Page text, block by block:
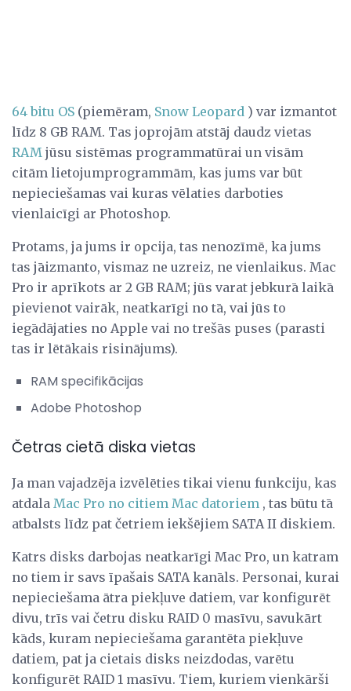
64 bitu OS (piemēram, Snow Leopard ) var izmantot
līdz 8 GB RAM. Tas joprojām atstāj daudz vietas
RAM jūsu sistēmas programmatūrai un visām
citām lietojumprogrammām, kas jums var būt
nepieciešamas vai kuras vēlaties darboties
vienlaicīgi ar Photoshop.
Protams, ja jums ir opcija, tas nenozīmē, ka jums
tas jāizmanto, vismaz ne uzreiz, ne vienlaikus. Mac
Pro ir aprīkots ar 2 GB RAM; jūs varat jebkurā laikā
pievienot vairāk, neatkarīgi no tā, vai jūs to
iegādājaties no Apple vai no trešās puses (parasti
tas ir lētākais risinājums).
RAM specifikācijas
Adobe Photoshop
Četras cietā diska vietas
Ja man vajadzēja izvēlēties tikai vienu funkciju, kas
atdala Mac Pro no citiem Mac datoriem , tas būtu tā
atbalsts līdz pat četriem iekšējiem SATA II diskiem.
Katrs disks darbojas neatkarīgi Mac Pro, un katram
no tiem ir savs īpašais SATA kanāls. Personai, kurai
nepieciešama ātra piekļuve datiem, var konfigurēt
divu, trīs vai četru disku RAID 0 masīvu, savukārt
kāds, kuram nepieciešama garantēta piekļuve
datiem, pat ja cietais disks neizdodas, varētu
konfigurēt RAID 1 masīvu. Tiem, kuriem vienkārši